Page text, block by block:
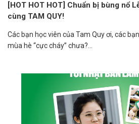
[HOT HOT HOT] Chuẩn bị bùng nổ
cùng TAM QUY!
Các bạn học viên của Tam Quy ơi, các
mùa hè “cực cháy” chưa?...